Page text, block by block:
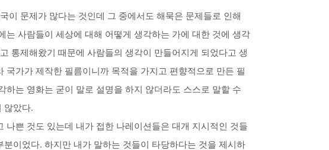
이 문제가 많다는 것인데 그 중에서도 해묵은 문제들로 인해
는 사람들이 세상에 대해 어떻게 생각하는 가에 대한 것에 생각
통제해왔기 때문에 사람들의 생각이 만들어지게 되었다고 생
국가가 제작한 필름이니까 목적을 가지고 편향적으로 만든 필
하는 영화는 굳이 말로 설명을 하지 않더라도 스스로 말할 수
않았다.
나쁜 것도 있는데 내가 접한 나레이션들은 대개 지시적인 것들
이었다. 하지만 내가 말하는 것들이 타당하다는 것을 제시하